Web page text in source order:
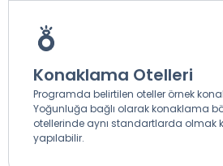
Konaklama Otelleri
Programda belirtilen oteller örnek
Yoğunluğa bağlı olarak konaklama
otellerinde aynı standartlarda olmak
yapılabilir.